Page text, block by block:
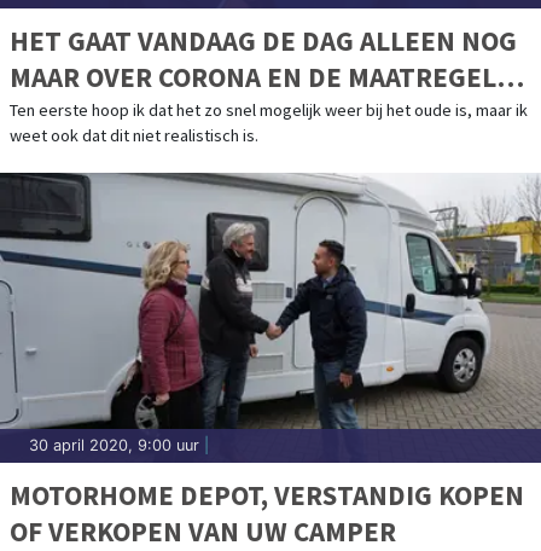
HET GAAT VANDAAG DE DAG ALLEEN NOG
MAAR OVER CORONA EN DE MAATREGELEN
DIE HIER AAN VASTZITTEN.
Ten eerste hoop ik dat het zo snel mogelijk weer bij het oude is, maar ik
weet ook dat dit niet realistisch is.
30 april 2020, 9:00 uur
MOTORHOME DEPOT, VERSTANDIG KOPEN
OF VERKOPEN VAN UW CAMPER